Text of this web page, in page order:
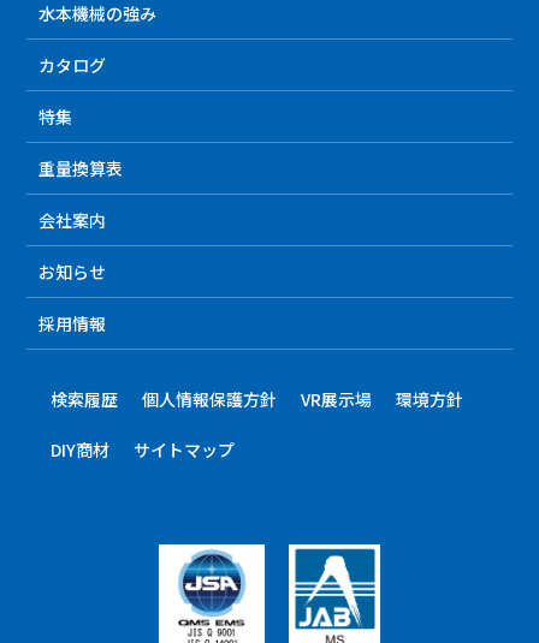
水本機械の強み
カタログ
特集
重量換算表
会社案内
お知らせ
採用情報
検索履歴 個人情報保護方針 VR展示場 環境方針
DIY商材 サイトマップ